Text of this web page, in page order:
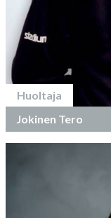
Huoltaja
Jokinen Tero